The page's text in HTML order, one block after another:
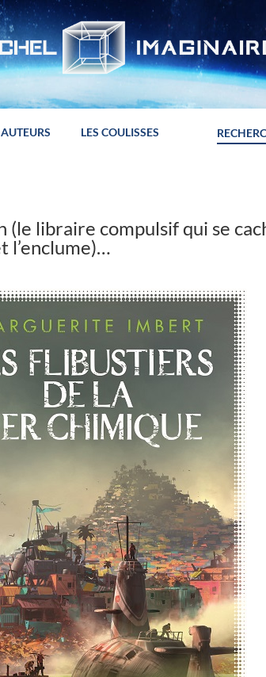
LES COULISSES
(le libraire compulsif qui se
l’enclume)…